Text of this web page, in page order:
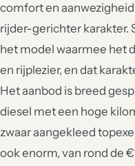
comfort en
rijder-gerichter karakter.
het model waarmee het
en rijplezier, en dat
Het aanbod is breed
diesel met een hoge
zwaar aangekleed
ook enorm, van rond de